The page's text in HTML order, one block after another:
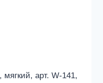
мягкий, арт. W-141,